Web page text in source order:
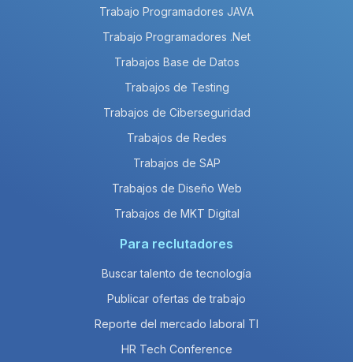
Trabajo Programadores JAVA
Trabajo Programadores .Net
Trabajos Base de Datos
Trabajos de Testing
Trabajos de Ciberseguridad
Trabajos de Redes
Trabajos de SAP
Trabajos de Diseño Web
Trabajos de MKT Digital
Para reclutadores
Buscar talento de tecnología
Publicar ofertas de trabajo
Reporte del mercado laboral TI
HR Tech Conference